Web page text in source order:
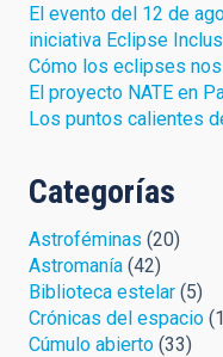
El evento del 12 de
iniciativa Eclipse
Cómo los eclipses
El proyecto NATE en
Los puntos calientes
Categorías
Astroféminas (20)
Astromanía (42)
Biblioteca estelar (5)
Crónicas del espacio
Cúmulo abierto (33)